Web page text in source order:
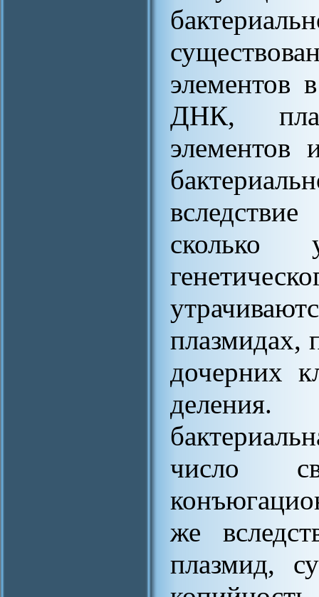
элементов
ДНК,
элементов
сколько
плазмидах,
дочерних
число
же
плазмид,